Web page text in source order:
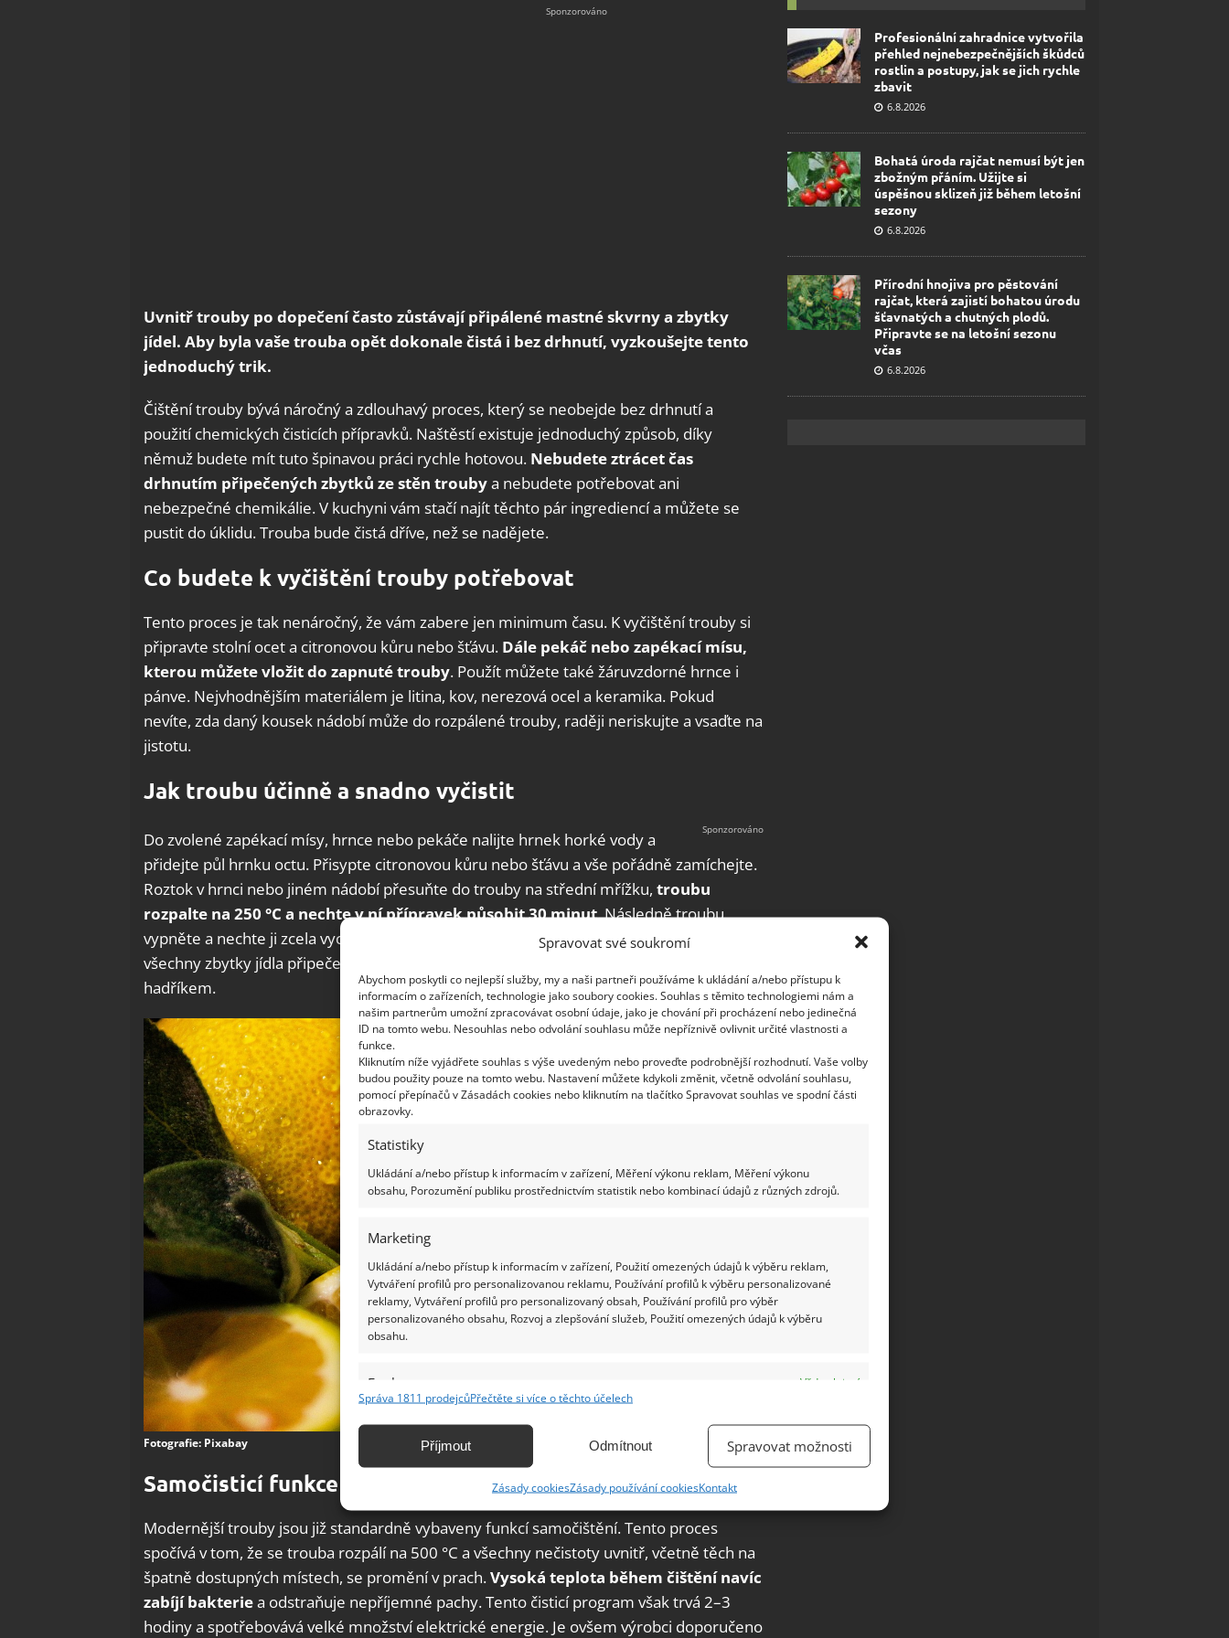
Spravovat své soukromí
Abychom poskytli co nejlepší služby, my a naši partneři používáme k ukládání a/nebo přístupu k
informacím o zařízeních, technologie jako soubory cookies. Souhlas s těmito technologiemi nám a
našim partnerům umožní zpracovávat osobní údaje, jako je chování při procházení nebo jedinečná
ID na tomto webu. Nesouhlas nebo odvolání souhlasu může nepříznivě ovlivnit určité vlastnosti a
funkce.
Kliknutím níže vyjádřete souhlas s výše uvedeným nebo proveďte podrobnější rozhodnutí. Vaše volby
budou použity pouze na tomto webu. Nastavení můžete kdykoli změnit, včetně odvolání souhlasu,
pomocí přepínačů v Zásadách cookies nebo kliknutím na tlačítko Spravovat souhlas ve spodní části
obrazovky.
Statistiky
Ukládání a/nebo přístup k informacím v zařízení, Měření výkonu reklam, Měření výkonu
obsahu, Porozumění publiku prostřednictvím statistik nebo kombinací údajů z různých zdrojů.
Marketing
Ukládání a/nebo přístup k informacím v zařízení, Použití omezených údajů k výběru reklam,
Vytváření profilů pro personalizovanou reklamu, Používání profilů k výběru personalizované
reklamy, Vytváření profilů pro personalizovaný obsah, Používání profilů pro výběr
personalizovaného obsahu, Rozvoj a zlepšování služeb, Použití omezených údajů k výběru
obsahu.
Funkce
Vždy aktivní
Identifikace zařízení na základě automaticky přenášených informací.
základě aktivně vyžádaných informací.
Zajištění bezpečnosti, předcházení a zjišťování podvodů a
odstraňování chyb, Poskytování a zobrazování reklamy a obsahu,
Ukládání a sdělování voleb ochrany osobních údajů.
Správa 1811 prodejcůPřečtěte si více o těchto účelech
Příjmout Odmítnout Spravovat možnosti
Zásady cookiesZásady používání cookiesKontakt
Uvnitř trouby po dopečení často zůstávají připálené mastné skvrny a zbytky
jídel. Aby byla vaše trouba opět dokonale čistá i bez drhnutí, vyzkoušejte tento
jednoduchý trik.
Čištění trouby bývá náročný a zdlouhavý proces, který se neobejde bez drhnutí a
použití chemických čisticích přípravků. Naštěstí existuje jednoduchý způsob, díky
němuž budete mít tuto špinavou práci rychle hotovou. Nebudete ztrácet čas
drhnutím připečených zbytků ze stěn troubya nebudete potřebovat ani
nebezpečné chemikálie. V kuchyni vám stačí najít těchto pár ingrediencí a můžete se
pustit do úklidu. Trouba bude čistá dříve, než se nadějete.
Co budete k vyčištění trouby potřebovat
Tento proces je tak nenáročný, že vám zabere jen minimum času. K vyčištění trouby si
připravte stolní ocet a citronovou kůru nebo šťávu. Dále pekáč nebo zapékací mísu,
kterou můžete vložit do zapnuté trouby. Použít můžete také žáruvzdorné hrnce i
pánve. Nejvhodnějším materiálem je litina, kov, nerezová ocel a keramika. Pokud
nevíte, zda daný kousek nádobí může do rozpálené trouby, raději neriskujte a vsaďte na
jistotu.
Jak troubu účinně a snadno vyčistit
Do zvolené zapékací mísy, hrnce nebo pekáče nalijte hrnek horké vody a
přidejte půl hrnku octu. Přisypte citronovou kůru nebo šťávu a vše pořádně zamíchejte.
Roztok v hrnci nebo jiném nádobí přesuňte do trouby na střední mřížku, troubu
rozpalte na 250 °C a nechte v ní přípravek působit 30 minut. Následně troubu
vypněte a nechte ji zcela vychladnout. Pára uvolňující se ze směsi v hrnci změkčí
všechny zbytky jídla připečené na stěnách a vnitřek trouby pak snadno dočistíte vlhkým
hadříkem.
Fotografie: Pixabay
Samočisticí funkce trouby
Modernější trouby jsou již standardně vybaveny funkcí samočištění. Tento proces
spočívá v tom, že se trouba rozpálí na 500 °C a všechny nečistoty uvnitř, včetně těch na
špatně dostupných místech, se promění v prach.Vysoká teplota během čištění navíc
zabíjí bakteriea odstraňuje nepříjemné pachy. Tento čisticí program však trvá 2–3
hodiny a spotřebovává velké množství elektrické energie. Je ovšem výrobci doporučeno
Profesionální zahradnice vytvořila
přehled nejnebezpečnějších škůdců
rostlin a postupy, jak se jich rychle
zbavit
6.8.2026
Bohatá úroda rajčat nemusí být jen
zbožným přáním. Užijte si
úspěšnou sklizeň již během letošní
sezony
6.8.2026
Přírodní hnojiva pro pěstování
rajčat, která zajistí bohatou úrodu
šťavnatých a chutných plodů.
Připravte se na letošní sezonu
včas
6.8.2026